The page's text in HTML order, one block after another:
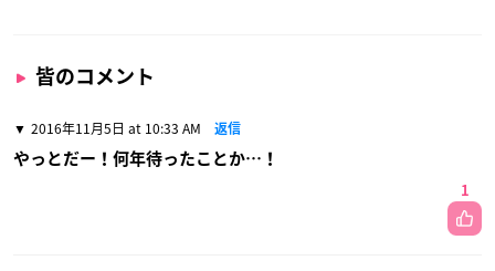
皆のコメント
2016年11月5日 at 10:33 AM 返信
やっとだー！何年待ったことか…！
1